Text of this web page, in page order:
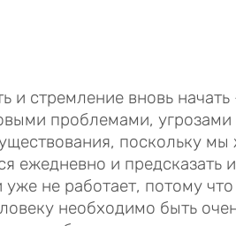
и стремление вновь
проблемами,
поскольку
ежедневно и предсказать
не работает, потому
необходимо быть